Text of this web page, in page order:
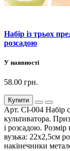
Набір із трьох
розсадою
У наявності
58.00 грн.
Купити
Арт. СІ-004 Набір
культиватора.
і розсадою.
вузька: 22х2,5см
накінечники